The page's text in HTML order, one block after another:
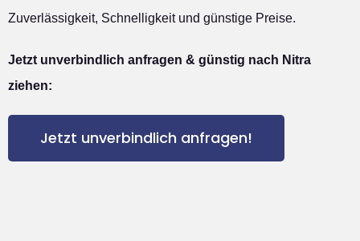
Zuverlässigkeit, Schnelligkeit und günstige Preise.
Jetzt unverbindlich anfragen & günstig nach Nitra
ziehen:
Jetzt unverbindlich anfragen!